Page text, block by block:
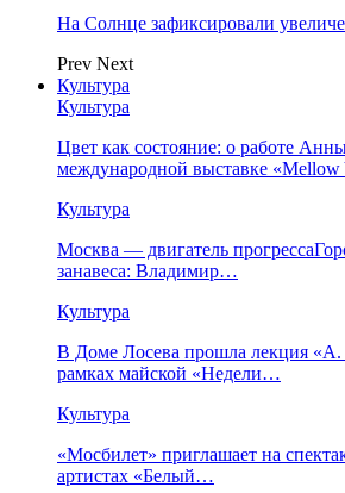
На Солнце зафиксировали
Prev Next
Культура
Культура
Цвет как состояние: о работе
международной выставке «Mellow
Культура
Москва — двигатель
занавеса: Владимир…
Культура
В Доме Лосева прошла лекция «А.
рамках майской «Недели…
Культура
«Мосбилет» приглашает на
артистах «Белый…